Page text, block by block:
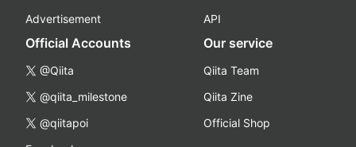
Advertisement
API
Official Accounts
@Qiita
@qiita_milestone
@qiitapoi
Our service
Qiita Team
Qiita Zine
Official Shop